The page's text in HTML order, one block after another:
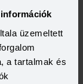
üzemeltett
a tartalmak és